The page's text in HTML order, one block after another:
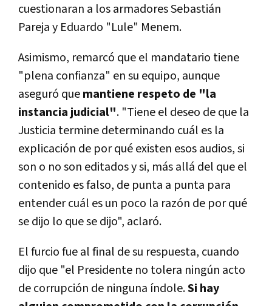
cuestionaran a los armadores Sebastián
Pareja y Eduardo "Lule" Menem.
Asimismo, remarcó que el mandatario tiene
"plena confianza" en su equipo, aunque
aseguró quemantiene respeto de "la
instancia judicial". "Tiene el deseo de que la
Justicia termine determinando cuál es la
explicación de por qué existen esos audios, si
son o no son editados y si, más allá del que el
contenido es falso, de punta a punta para
entender cuál es un poco la razón de por qué
se dijo lo que se dijo", aclaró.
El furcio fue al final de su respuesta, cuando
dijo que "el Presidente no tolera ningún acto
de corrupción de ninguna índole.Si hay